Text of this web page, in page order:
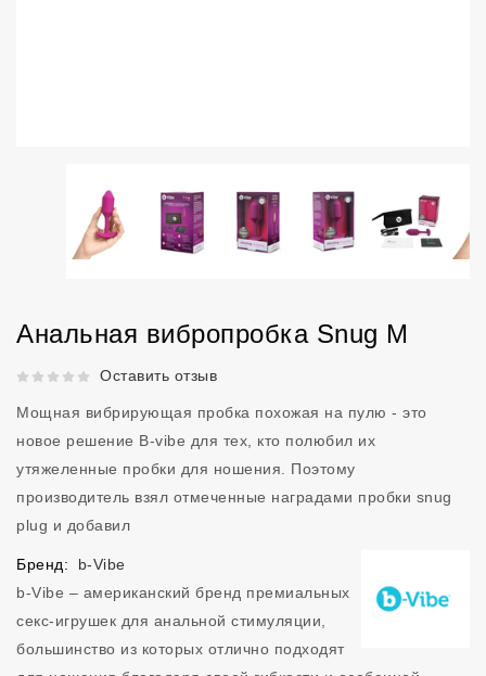
Анальная вибропробка Snug M
Рейтинг 5 из 5.Оставить отзыв
Мощная вибрирующая пробка похожая на пулю - это
новое решение B-vibe для тех, кто полюбил их
утяжеленные пробки для ношения. Поэтому
производитель взял отмеченные наградами пробки snug
plug и добавил
Бренд:
b-Vibe
b-Vibe – американский бренд премиальных
секс-игрушек для анальной стимуляции,
большинство из которых отлично подходят